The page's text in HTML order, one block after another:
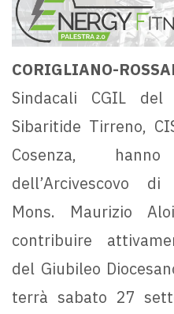
CORIGLIANO-
Sindacali CGIL del
Sibaritide Tirreno,
Cosenza,
dell’Arcivescovo di
Mons. Maurizio
contribuire
del Giubileo
terrà sabato 27